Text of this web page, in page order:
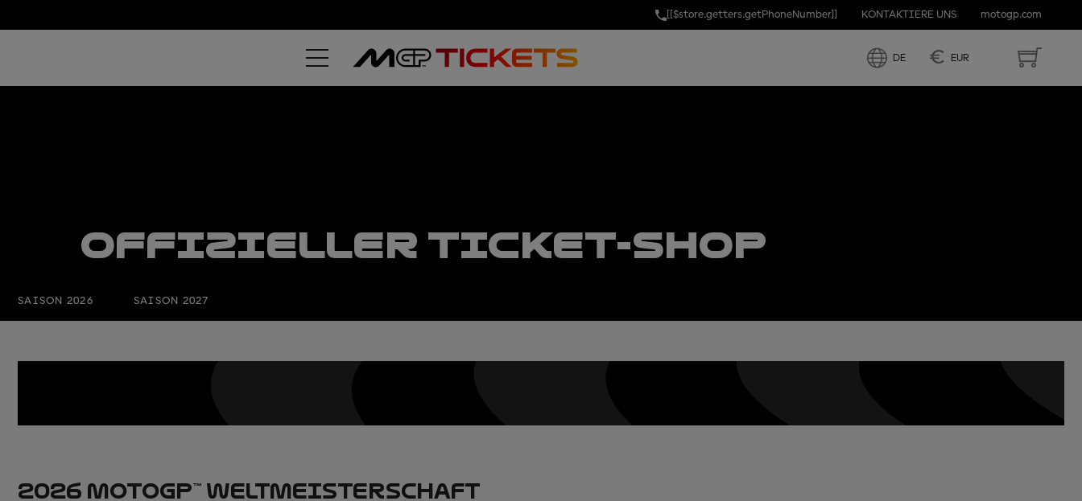
[[$store.getters.getPhoneNumber]] KONTAKTIERE UNS motogp.com
DE € EUR
OFFIZIELLER TICKET-SHOP
SAISON 2026 SAISON 2027
2026 MOTOGP™ WELTMEISTERSCHAFT